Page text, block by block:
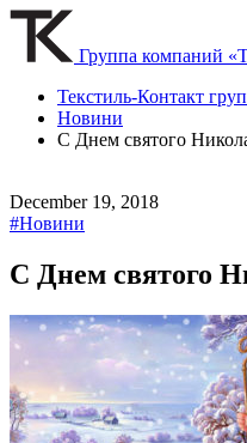
Группа компаний
Текстиль-Контакт
Новини
С Днем святого
December 19, 2018
#Новини
С Днем святого